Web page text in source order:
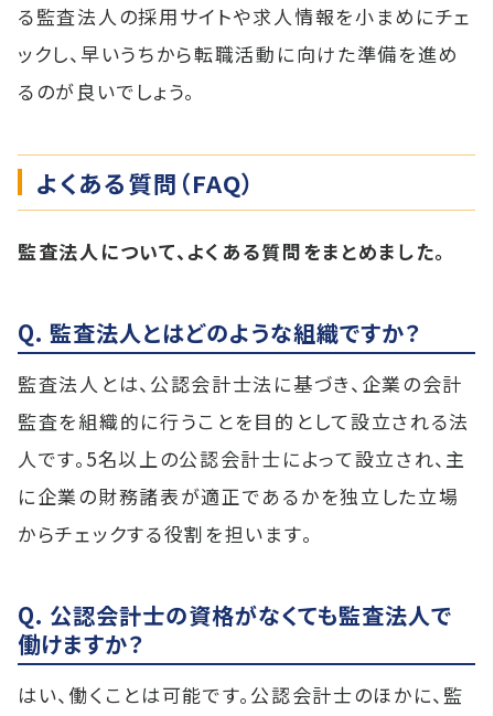
る監査法人の採用サイトや求人情報を小まめにチェ
ックし、早いうちから転職活動に向けた準備を進め
るのが良いでしょう。
よくある質問（FAQ）
監査法人について、よくある質問をまとめました。
Q. 監査法人とはどのような組織ですか？
監査法人とは、公認会計士法に基づき、企業の会計
監査を組織的に行うことを目的として設立される法
人です。5名以上の公認会計士によって設立され、主
に企業の財務諸表が適正であるかを独立した立場
からチェックする役割を担います。
Q. 公認会計士の資格がなくても監査法人で
働けますか？
はい、働くことは可能です。公認会計士のほかに、監